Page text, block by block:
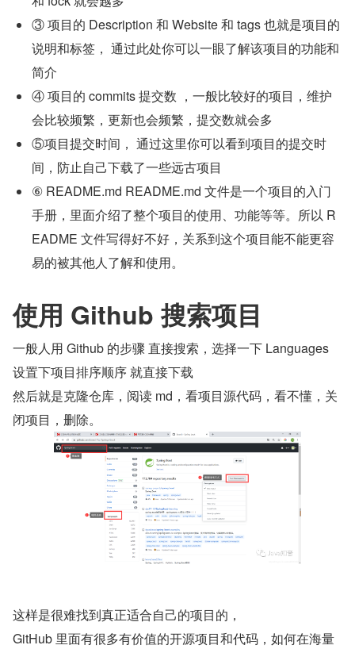
③ 项目的 Description 和 Website 和 tags 也就是项目的
说明和标签， 通过此处你可以一眼了解该项目的功能和
简介
④ 项目的 commits 提交数 ，一般比较好的项目，维护
会比较频繁，更新也会频繁，提交数就会多
⑤项目提交时间， 通过这里你可以看到项目的提交时
间，防止自己下载了一些远古项目
⑥ README.md README.md 文件是一个项目的入门
手册，里面介绍了整个项目的使用、功能等等。所以 R
EADME 文件写得好不好，关系到这个项目能不能更容
易的被其他人了解和使用。
使用 Github 搜索项目
一般人用 Github 的步骤 直接搜索，选择一下 Languages
设置下项目排序顺序 就直接下载
然后就是克隆仓库，阅读 md，看项目源代码，看不懂，关
闭项目，删除。
这样是很难找到真正适合自己的项目的，
GitHub 里面有很多有价值的开源项目和代码，如何在海量